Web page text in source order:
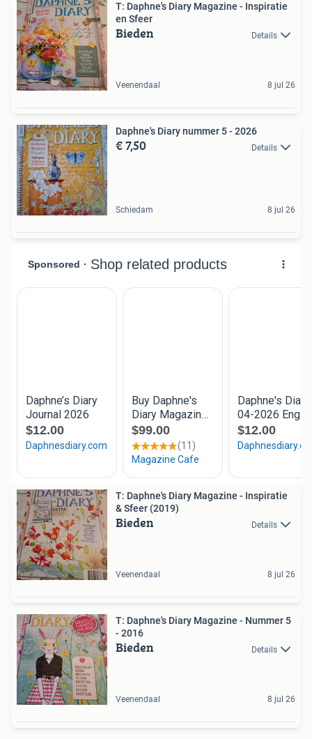
T: Daphne's Diary Magazine - Inspiratie
en Sfeer
Bieden Details
Veenendaal 8 jul 26
Daphne's Diary nummer 5 - 2026
€ 7,50 Details
Schiedam 8 jul 26
T: Daphne's Diary Magazine - Inspiratie
& Sfeer (2019)
Bieden Details
Veenendaal 8 jul 26
T: Daphne's Diary Magazine - Nummer 5
- 2016
Bieden Details
Veenendaal 8 jul 26